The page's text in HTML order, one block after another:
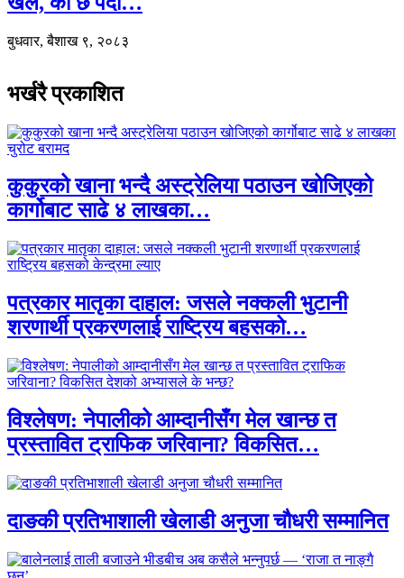
बुधवार, बैशाख ९, २०८३
भर्खरै प्रकाशित
कुकुरको खाना भन्दै अस्ट्रेलिया पठाउन खोजिएको
कार्गोबाट साढे ४ लाखका…
पत्रकार मातृका दाहाल: जसले नक्कली भुटानी
शरणार्थी प्रकरणलाई राष्ट्रिय बहसको…
विश्लेषण: नेपालीको आम्दानीसँग मेल खान्छ त
प्रस्तावित ट्राफिक जरिवाना? विकसित…
दाङकी प्रतिभाशाली खेलाडी अनुजा चौधरी सम्मानित